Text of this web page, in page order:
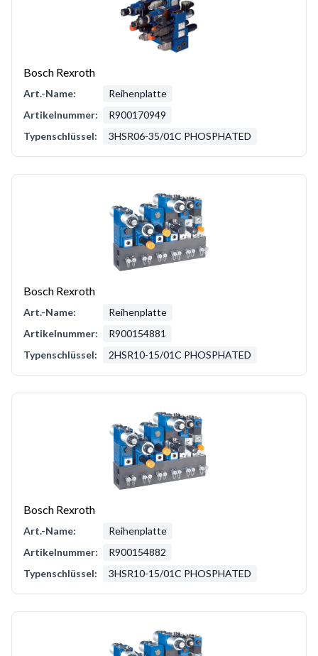
Bosch Rexroth
Art.-Name:
Reihenplatte
Artikelnummer:
R900170949
Typenschlüssel:
3HSR06-35/01C PHOSPHATED
Bosch Rexroth
Art.-Name:
Reihenplatte
Artikelnummer:
R900154881
Typenschlüssel:
2HSR10-15/01C PHOSPHATED
Bosch Rexroth
Art.-Name:
Reihenplatte
Artikelnummer:
R900154882
Typenschlüssel:
3HSR10-15/01C PHOSPHATED